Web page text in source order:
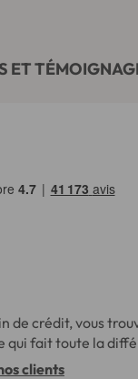
ET
de crédit, vous
qui fait toute la
clients